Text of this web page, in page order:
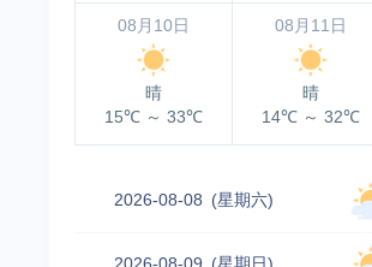
08月10日
晴
15℃ ～ 33℃
08月11日
晴
14℃ ～ 32℃
2026-08-08 (星期六)